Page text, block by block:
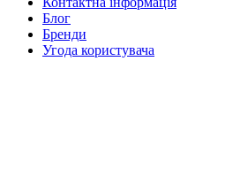
Блог
Бренди
Угода користувача